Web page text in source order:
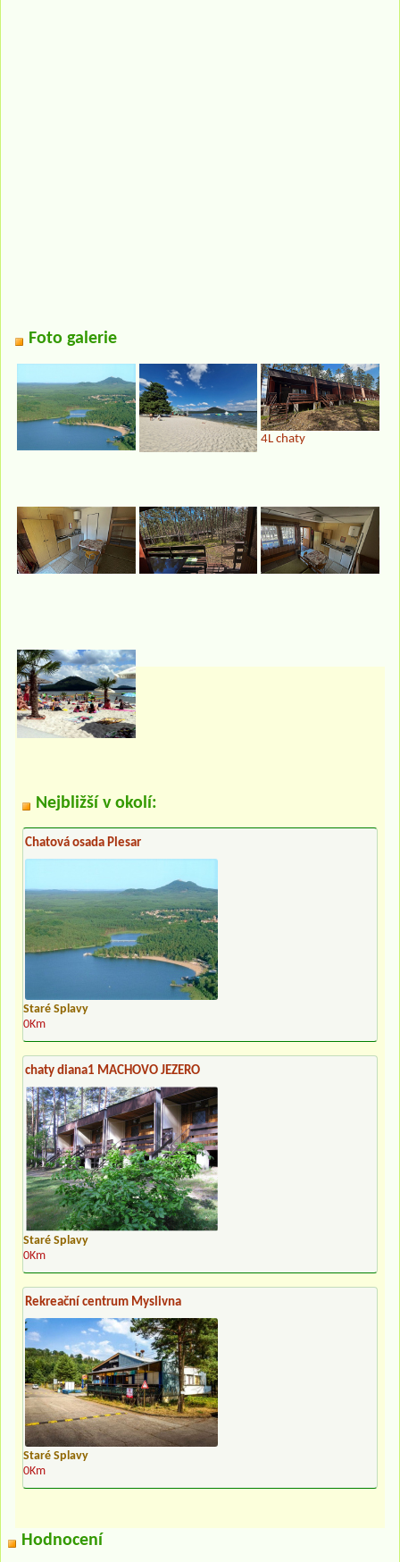
Foto galerie
4L chaty
Nejbližší v okolí:
Chatová osada Plesar
Staré Splavy
0Km
chaty diana1 MACHOVO JEZERO
Staré Splavy
0Km
Rekreační centrum Myslivna
Staré Splavy
0Km
Hodnocení